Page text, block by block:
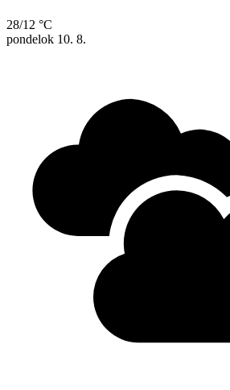
28/12 °C
pondelok 10. 8.